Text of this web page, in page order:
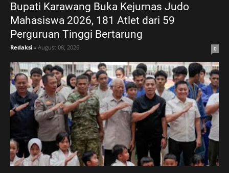
Bupati Karawang Buka Kejurnas Judo
Mahasiswa 2026, 181 Atlet dari 59
Perguruan Tinggi Bertarung
Redaksi - August 08, 2026 0